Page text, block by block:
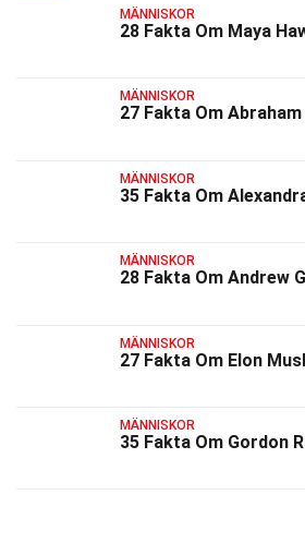
MÄNNISKOR
28 Fakta Om Maya
MÄNNISKOR
27 Fakta Om
MÄNNISKOR
35 Fakta Om
MÄNNISKOR
28 Fakta Om Andrew
MÄNNISKOR
27 Fakta Om Elon
MÄNNISKOR
35 Fakta Om Gordon